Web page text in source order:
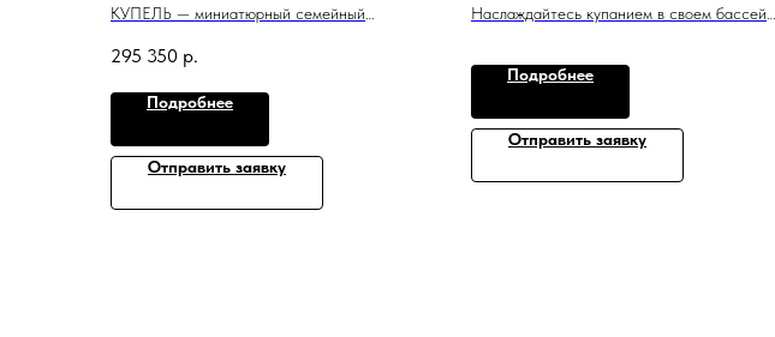
КУПЕЛЬ — миниатюрный семейный
парной или сауны.
2,3 м x 2,1 м x 1,5 м
295 350 р.
Подробнее
Отправить заявку
Наслаждайтесь купанием в своем бассейне
плавания.
4 м x 2,6 м x 1,55 м
Подробнее
Отправить заявку